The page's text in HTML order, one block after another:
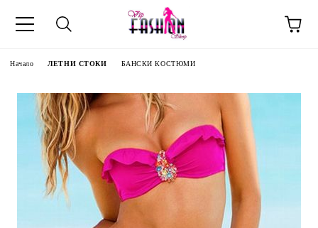
Начало ЛЕТНИ СТОКИ БАНСКИ КОСТЮМИ